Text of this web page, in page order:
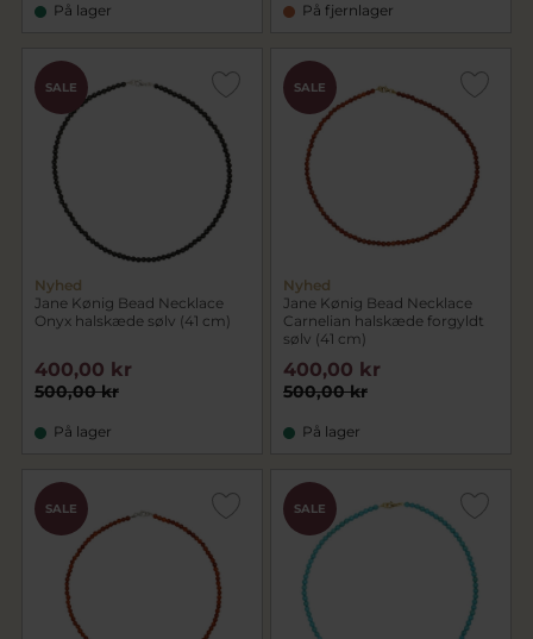
På lager På fjernlager
SALE
Nyhed
Jane Kønig Bead Necklace
Onyx halskæde sølv (41 cm)
500,00 kr
400,00 kr
På lager
SALE
Nyhed
Jane Kønig Bead Necklace
Carnelian halskæde forgyldt
sølv (41 cm)
500,00 kr
400,00 kr
På lager
SALE SALE